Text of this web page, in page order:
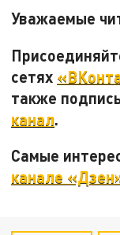
Уважаемые
сетях
также
канал.
Самые
канале